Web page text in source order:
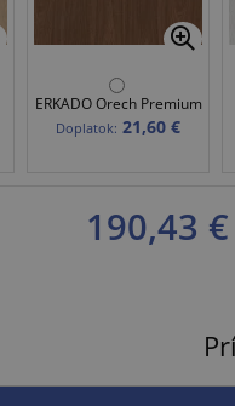
ERKADO Orech Premium
Doplatok: 21,60 €
190,43 €